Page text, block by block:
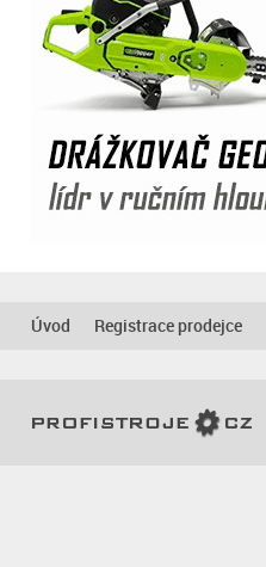
Úvod Registrace prodejce